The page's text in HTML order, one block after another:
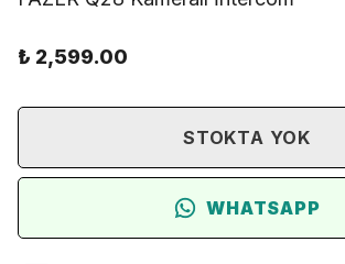
₺ 2,599.00
STOKTA YOK
WHATSAPP